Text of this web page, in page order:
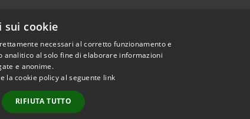
Copyright © 2026 • Comune di San Vito Lo Capo • Powered by
sui cookie
necessari al corretto funzionamento e
analitico al solo fine di elaborare informazioni
e anonime.
la cookie policy al seguente link
RIFIUTA TUTTO